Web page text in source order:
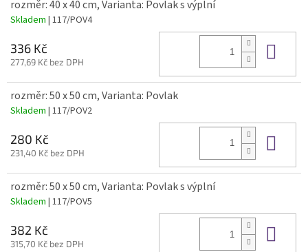
rozměr: 40 x 40 cm, Varianta: Povlak s výplní
Skladem | 117/POV4
336 Kč
277,69 Kč bez DPH
rozměr: 50 x 50 cm, Varianta: Povlak
Skladem | 117/POV2
280 Kč
231,40 Kč bez DPH
rozměr: 50 x 50 cm, Varianta: Povlak s výplní
Skladem | 117/POV5
382 Kč
315,70 Kč bez DPH